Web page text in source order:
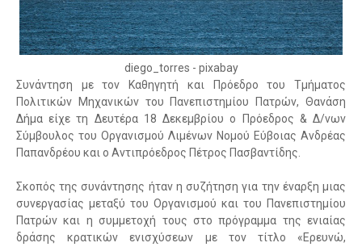
diego_torres - pixabay
Συνάντηση με τον Καθηγητή και Πρόεδρο του Τμήματος
Πολιτικών Μηχανικών του Πανεπιστημίου Πατρών, Θανάση
Δήμα είχε τη Δευτέρα 18 Δεκεμβρίου ο Πρόεδρος & Δ/νων
Σύμβουλος του Οργανισμού Λιμένων Νομού Εύβοιας Ανδρέας
Παπανδρέου και ο Αντιπρόεδρος Πέτρος Πασβαντίδης.
Σκοπός της συνάντησης ήταν η συζήτηση για την έναρξη μιας
συνεργασίας μεταξύ του Οργανισμού και του Πανεπιστημίου
Πατρών και η συμμετοχή τους στο πρόγραμμα της ενιαίας
δράσης κρατικών ενισχύσεων με τον τίτλο «Ερευνώ,